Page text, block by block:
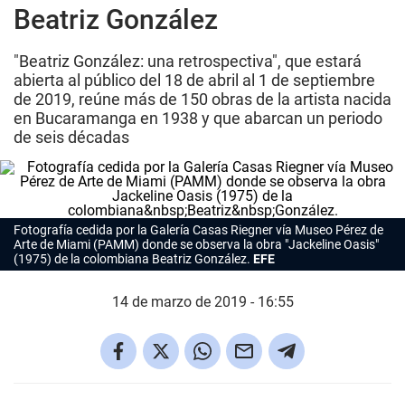
Beatriz González
"Beatriz González: una retrospectiva", que estará
abierta al público del 18 de abril al 1 de septiembre
de 2019, reúne más de 150 obras de la artista nacida
en Bucaramanga en 1938 y que abarcan un periodo
de seis décadas
Fotografía cedida por la Galería Casas Riegner vía Museo Pérez de
Arte de Miami (PAMM) donde se observa la obra "Jackeline Oasis"
(1975) de la colombiana Beatriz González. EFE
14 de marzo de 2019 - 16:55